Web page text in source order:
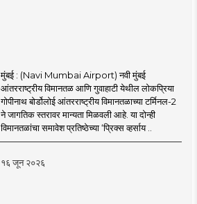
मुंबई : (Navi Mumbai Airport) नवी मुंबई
आंतरराष्ट्रीय विमानतळ आणि गुवाहाटी येथील लोकप्रिया
गोपीनाथ बोर्डोलोई आंतरराष्ट्रीय विमानतळाच्या टर्मिनल-2
ने जागतिक स्तरावर मान्यता मिळवली आहे. या दोन्ही
विमानतळांचा समावेश प्रतिष्ठेच्या ‘प्रिक्स व्हर्साय ..
१६ जून २०२६